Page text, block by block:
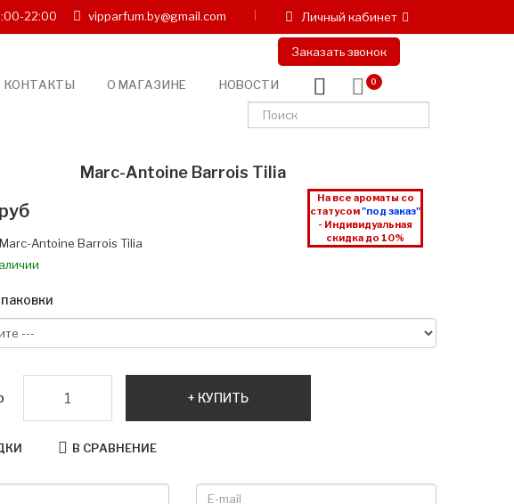
22:00 vipparfum.by@gmail.com Личный кабинет
КОНТАКТЫ О МАГАЗИНЕ НОВОСТИ
Заказать звонок
0
Marc-Antoine Barrois Tilia
На все ароматы со
статусом"под заказ"
- Индивидуальная
скидка до 10%
Marc-Antoine Barrois Tilia
КУПИТЬ
В СРАВНЕНИЕ